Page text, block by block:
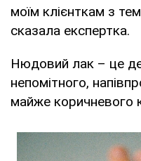
моїм клієнткам з
сказала експертка.
Нюдовий лак – це
непомітного,
майже коричневого